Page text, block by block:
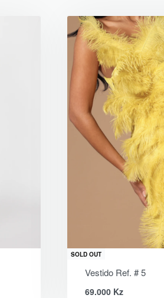
SOLD OUT
Vestido Ref. # 5
69.000 Kz